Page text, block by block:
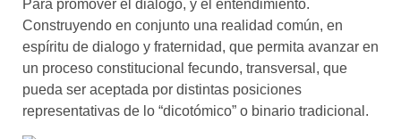
Para promover el dialogo, y el entendimiento.
Construyendo en conjunto una realidad común, en
espíritu de dialogo y fraternidad, que permita avanzar en
un proceso constitucional fecundo, transversal, que
pueda ser aceptada por distintas posiciones
representativas de lo “dicotómico” o binario tradicional.